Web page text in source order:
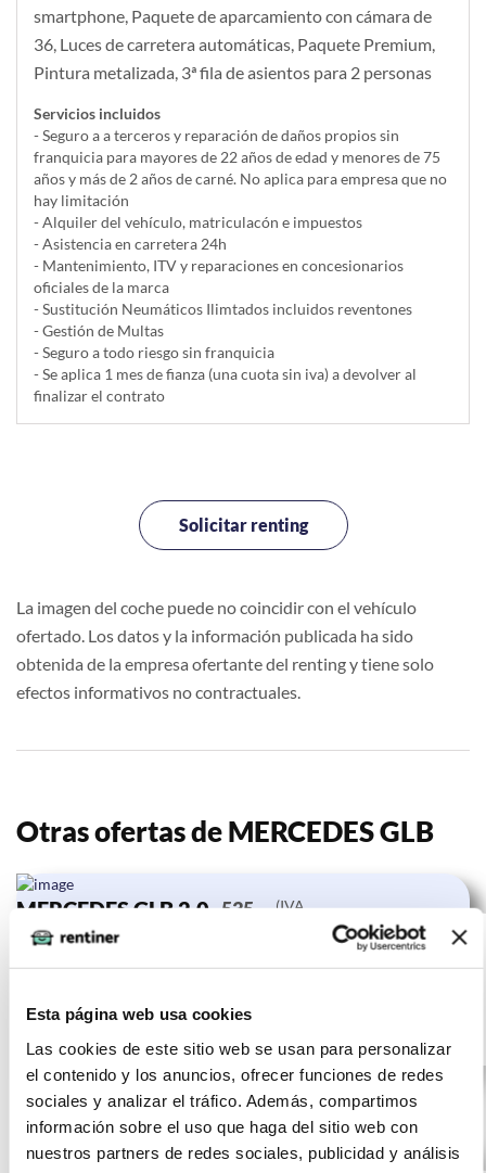
Esta página web usa cookies
Las cookies de este sitio web se usan para personalizar
el contenido y los anuncios, ofrecer funciones de redes
sociales y analizar el tráfico. Además, compartimos
información sobre el uso que haga del sitio web con
nuestros partners de redes sociales, publicidad y análisis
smartphone, Paquete de aparcamiento con cámara de
36, Luces de carretera automáticas, Paquete Premium,
Pintura metalizada, 3ª fila de asientos para 2 personas
Servicios incluidos
- Seguro a a terceros y reparación de daños propios sin
franquicia para mayores de 22 años de edad y menores de 75
años y más de 2 años de carné. No aplica para empresa que no
hay limitación
- Alquiler del vehí­culo, matriculacón e impuestos
- Asistencia en carretera 24h
- Mantenimiento, ITV y reparaciones en concesionarios
oficiales de la marca
- Sustitución Neumáticos Ilimtados incluidos reventones
- Gestión de Multas
- Seguro a todo riesgo sin franquicia
- Se aplica 1 mes de fianza (una cuota sin iva) a devolver al
finalizar el contrato
Solicitar renting
La imagen del coche puede no coincidir con el vehículo
ofertado. Los datos y la información publicada ha sido
obtenida de la empresa ofertante del renting y tiene solo
efectos informativos no contractuales.
Otras ofertas de MERCEDES GLB
MERCEDES GLB 2.0
GLB 200 D DCT
110KW (150CV)
535
(IVA
incluido)
10000 km
24
meses
MERCEDES GLB 2.0 572 (IVA